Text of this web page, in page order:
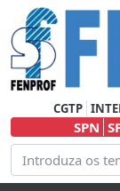
CGTP
SPN